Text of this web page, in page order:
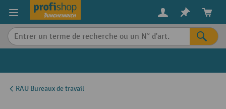
content
RAU Bureaux de travail